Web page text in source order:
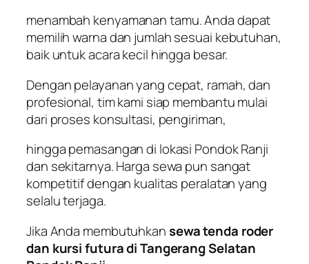
menambah kenyamanan tamu. Anda dapat
memilih warna dan jumlah sesuai kebutuhan,
baik untuk acara kecil hingga besar.
Dengan pelayanan yang cepat, ramah, dan
profesional, tim kami siap membantu mulai
dari proses konsultasi, pengiriman,
hingga pemasangan di lokasi Pondok Ranji
dan sekitarnya. Harga sewa pun sangat
kompetitif dengan kualitas peralatan yang
selalu terjaga.
Jika Anda membutuhkansewa tenda roder
dan kursi futura di Tangerang Selatan